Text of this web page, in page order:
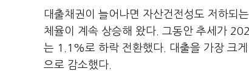
대출채권이 늘어나면 자산건전성도 저하되
체율이 계속 상승해 왔다. 그동안 추세가
는 1.1%로 하락 전환했다. 대출을 가장 크
으로 감소했다.